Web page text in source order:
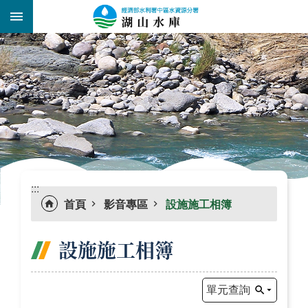
跳到主要內容區塊
::: _
:::
首頁
影音專區 設施施工相簿
設施施工相簿
單元查詢